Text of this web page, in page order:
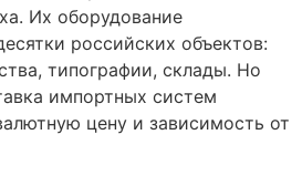
Их оборудование
российских объектов:
типографии, склады. Но
импортных систем
цену и зависимость от